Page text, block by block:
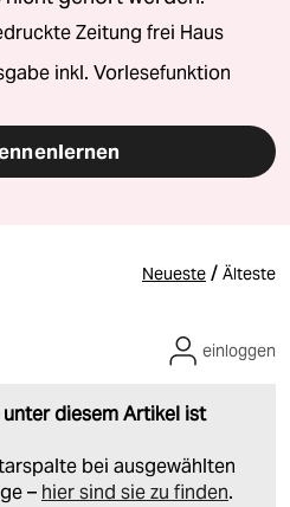
Zeitung frei Haus
inkl. Vorlesefunktion
Neueste / Älteste
diesem Artikel ist
bei ausgewählten
– hier sind sie zu finden.
einloggen